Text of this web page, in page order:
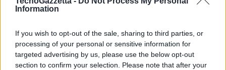
Information
If you wish to opt-out of the sale, sharing to third parties, or
processing of your personal or sensitive information for
targeted advertising by us, please use the below opt-out
section to confirm your selection. Please note that after your
tipica lastra a doppia grafite.
La migliore fotografia –
Mi MIX 3 5G eredita la stessa doppia
fotocamera AI da 12MP di Mi MIX 3, che ha ricevuto un punteggio
fotografico DxOMark di 108, e presenta tutte le caratteristiche AI